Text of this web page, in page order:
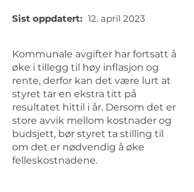
Sist oppdatert: 12. april 2023
Kommunale avgifter har fortsatt å
øke i tillegg til høy inflasjon og
rente, derfor kan det være lurt at
styret tar en ekstra titt på
resultatet hittil i år. Dersom det er
store avvik mellom kostnader og
budsjett, bør styret ta stilling til
om det er nødvendig å øke
felleskostnadene.